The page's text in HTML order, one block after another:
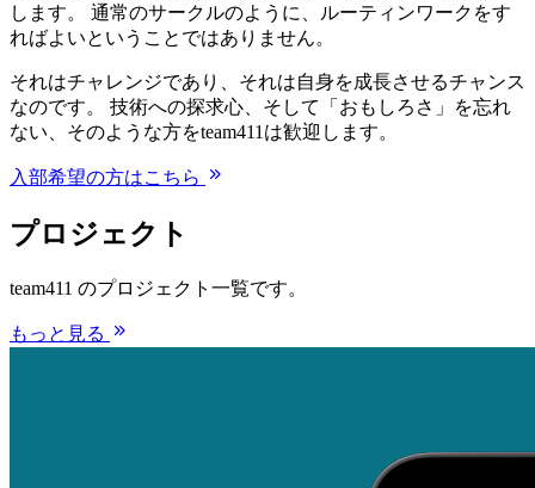
します。 通常のサークルのように、ルーティンワークをす
ればよいということではありません。
それはチャレンジであり、それは自身を成長させるチャンス
なのです。 技術への探求心、そして「おもしろさ」を忘れ
ない、そのような方をteam411は歓迎します。
入部希望の方はこちら
プロジェクト
team411 のプロジェクト一覧です。
もっと見る